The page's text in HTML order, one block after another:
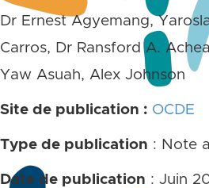
Dr Ernest Agyemang,
Carros, Dr Ransford A.
Yaw Asuah, Alex Johnson
Site de publication : OCDE
Type de publication : Note
Date de publication : Juin